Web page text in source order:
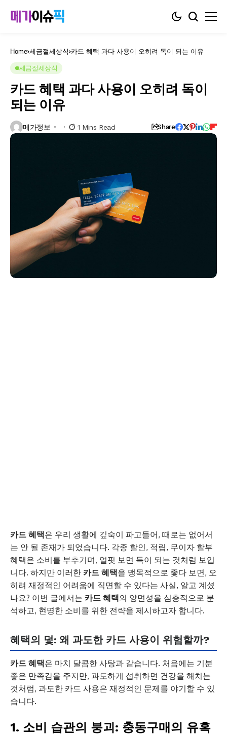
Home 세금절세상식 카드 혜택 과다 사용이 오히려 독이 되는 이유
세금절세상식
카드 혜택 과다 사용이 오히려 독이
되는 이유
메가정보 1 Mins Read Share
카드 혜택은 우리 생활에 깊숙이 파고들어, 때로는 없어서
는 안 될 존재가 되었습니다. 각종 할인, 적립, 무이자 할부
혜택은 소비를 부추기며, 얼핏 보면 득이 되는 것처럼 보입
니다. 하지만 이러한 카드 혜택을 맹목적으로 좇다 보면, 오
히려 재정적인 어려움에 직면할 수 있다는 사실, 알고 계셨
나요? 이번 글에서는 카드 혜택의 양면성을 심층적으로 분
석하고, 현명한 소비를 위한 전략을 제시하고자 합니다.
혜택의 덫: 왜 과도한 카드 사용이 위험할까?
카드 혜택은 마치 달콤한 사탕과 같습니다. 처음에는 기분
좋은 만족감을 주지만, 과도하게 섭취하면 건강을 해치는
것처럼, 과도한 카드 사용은 재정적인 문제를 야기할 수 있
습니다.
1. 소비 습관의 붕괴: 충동구매의 유혹